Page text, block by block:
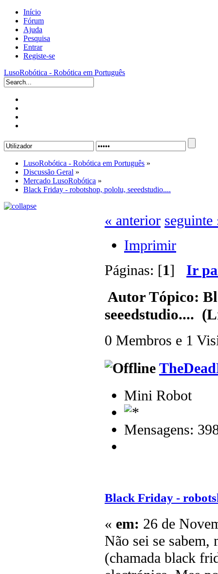
Início
Fórum
Ajuda
Pesquisa
Entrar
Registe-se
LusoRobótica - Robótica em Português
LusoRobótica - Robótica em Português »
Discussão Geral »
Mercado LusoRobótica »
Black Friday - robotshop, pololu, seeedstudio....
« anterior seguinte
Imprimir
Páginas: [1] Ir
AutorTópico:
seeedstudio....
0 Membros e 1
Mini Robot
Mensagens:
Black Friday -
« em: 26 de
Não sei se sabem,
(chamada black